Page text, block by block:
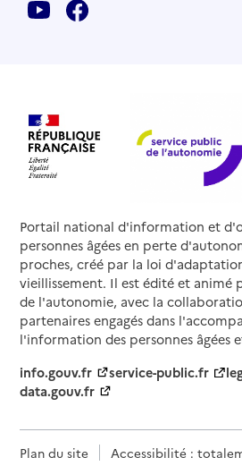
Portail national d'information et
personnes âgées en perte
proches, créé par la loi
vieillissement. Il est édité et animé
de l'autonomie, avec la
partenaires engagés dans
l'information des personnes âgées
info.gouv.fr
service-public.fr
data.gouv.fr
Plan du site
Accessibilité :